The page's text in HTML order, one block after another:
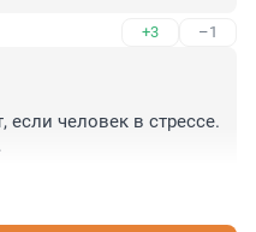
нужно уже перестать
ложь
с из
+3 –1
если человек в стрессе.